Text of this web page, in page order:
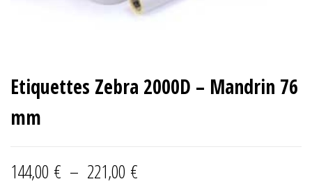
Etiquettes Zebra 2000D – Mandrin 76
mm
144,00 € – 221,00 €